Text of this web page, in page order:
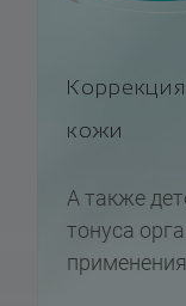
кожи
А также
тонуса